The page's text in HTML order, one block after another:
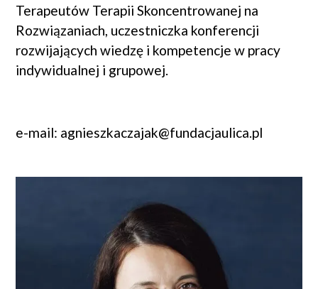
Terapeutów Terapii Skoncentrowanej na
Rozwiązaniach, uczestniczka konferencji
rozwijających wiedzę i kompetencje w pracy
indywidualnej i grupowej.
e-mail: agnieszkaczajak@fundacjaulica.pl